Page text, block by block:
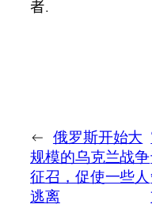
者.
← 俄罗斯开始大
规模的乌克兰战争
征召，促使一些人
逃离